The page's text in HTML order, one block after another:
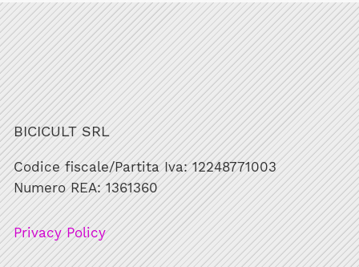
BICICULT SRL
Codice fiscale/Partita Iva: 12248771003
Numero REA: 1361360
Privacy Policy